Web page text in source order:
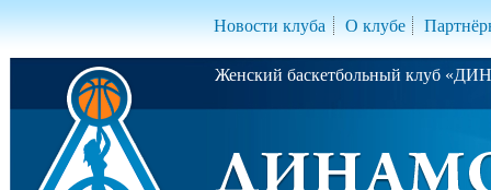
Новости клуба О клубе
Женский баскетбольный клуб